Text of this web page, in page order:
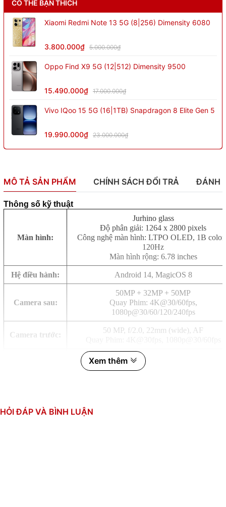
CÓ THỂ BẠN THÍCH
Xiaomi Redmi Note 13 5G (8|256) Dimensity 6080
3.800.000₫ 5.000.000₫
Oppo Find X9 5G (12|512) Dimensity 9500
15.490.000₫ 17.000.000₫
Vivo IQoo 15 5G (16|1TB) Snapdragon 8 Elite Gen 5
19.990.000₫ 23.000.000₫
MÔ TẢ SẢN PHẨM CHÍNH SÁCH ĐỔI TRẢ ĐÁNH
Thông số kỹ thuật
Màn hình:
Jurhino glass
Độ phân giải: 1264 x 2800 pixels
Công nghệ màn hình: LTPO OLED, 1B
120Hz
Màn hình rộng: 6.78 inches
Hệ điều hành: Android 14, MagicOS 8
Camera sau:
50MP + 32MP + 50MP
Quay Phim: 4K@30/60fps,
1080p@30/60/120/240fps
Camera trước:
50 MP, f/2.0, 22mm (wide), AF
Octa-core (1x3.3 GHz Cortex-X4 & 3x3.2
Cortex-A720 & 2x3.0 GHz Cortex-A720 &
Xem thêm
HỎI ĐÁP VÀ BÌNH LUẬN